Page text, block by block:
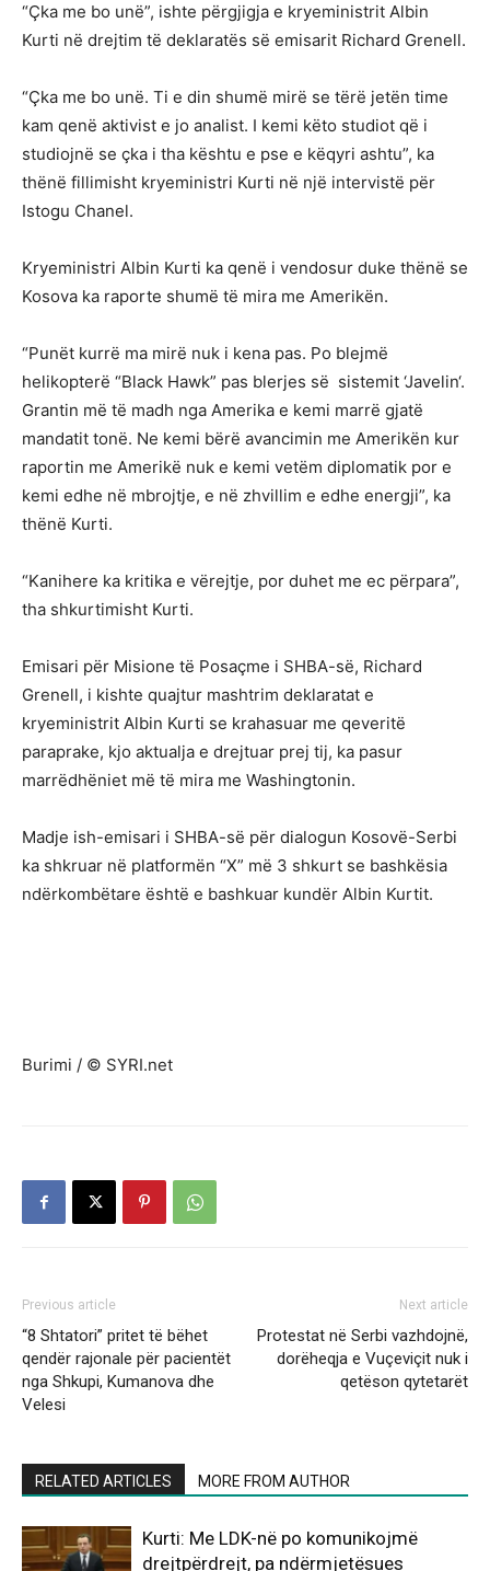
“Çka me bo unë”, ishte përgjigja e kryeministrit Albin
Kurti në drejtim të deklaratës së emisarit Richard Grenell.
“Çka me bo unë. Ti e din shumë mirë se tërë jetën time
kam qenë aktivist e jo analist. I kemi këto studiot që i
studiojnë se çka i tha kështu e pse e këqyri ashtu”, ka
thënë fillimisht kryeministri Kurti në një intervistë për
Istogu Chanel.
Kryeministri Albin Kurti ka qenë i vendosur duke thënë se
Kosova ka raporte shumë të mira me Amerikën.
“Punët kurrë ma mirë nuk i kena pas. Po blejmë
helikopterë “Black Hawk” pas blerjes së sistemit ‘Javelin‘.
Grantin më të madh nga Amerika e kemi marrë gjatë
mandatit tonë. Ne kemi bërë avancimin me Amerikën kur
raportin me Amerikë nuk e kemi vetëm diplomatik por e
kemi edhe në mbrojtje, e në zhvillim e edhe energji”, ka
thënë Kurti.
“Kanihere ka kritika e vërejtje, por duhet me ec përpara”,
tha shkurtimisht Kurti.
Emisari për Misione të Posaçme i SHBA-së, Richard
Grenell, i kishte quajtur mashtrim deklaratat e
kryeministrit Albin Kurti se krahasuar me qeveritë
paraprake, kjo aktualja e drejtuar prej tij, ka pasur
marrëdhëniet më të mira me Washingtonin.
Madje ish-emisari i SHBA-së për dialogun Kosovë-Serbi
ka shkruar në platformën “X” më 3 shkurt se bashkësia
ndërkombëtare është e bashkuar kundër Albin Kurtit.
Burimi / © SYRI.net
Previous article
“8 Shtatori” pritet të bëhet
qendër rajonale për pacientët
nga Shkupi, Kumanova dhe
Velesi
Next article
Protestat në Serbi vazhdojnë,
dorëheqja e Vuçeviçit nuk i
qetëson qytetarët
RELATED ARTICLES MORE FROM AUTHOR
Kurti: Me LDK-në po komunikojmë
drejtpërdrejt, pa ndërmjetësues